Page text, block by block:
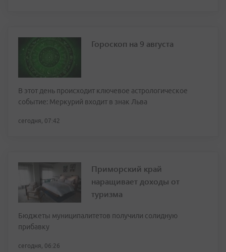
Гороскоп на 9 августа
В этот день происходит ключевое астрологическое
событие: Меркурий входит в знак Льва
сегодня, 07:42
Приморский край
наращивает доходы от
туризма
Бюджеты муниципалитетов получили солидную
прибавку
сегодня, 06:26